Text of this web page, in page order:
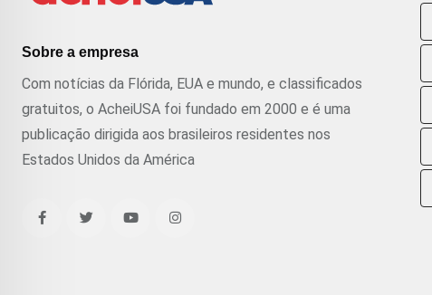
Sobre a empresa
Com notícias da Flórida, EUA e mundo, e classificados
gratuitos, o AcheiUSA foi fundado em 2000 e é uma
publicação dirigida aos brasileiros residentes nos
Estados Unidos da América